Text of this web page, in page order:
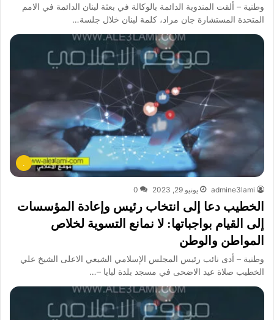
وطنية – ألقت المندوبة الدائمة بالوكالة في بعثة لبنان الدائمة في الامم
المتحدة المستشارة جان مراد، كلمة لبنان خلال جلسة…
.
admine3lami يونيو 29, 2023 0
الخطيب دعا إلى انتخاب رئيس وإعادة المؤسسات
إلى القيام بواجباتها: لا نمانع التسوية لخلاص
المواطن والوطن
وطنية – أدى نائب رئيس المجلس الإسلامي الشيعي الاعلى الشيخ علي
الخطيب صلاة عيد الاضحى في مسجد بلدة لبايا –…